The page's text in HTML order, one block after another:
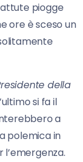
piogge
ore è sceso un
della
si fa il
a
polemica in